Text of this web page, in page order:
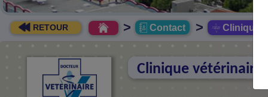
RETOUR > Contact > Clinique
Clinique vétérinaire